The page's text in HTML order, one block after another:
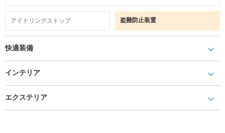
アイドリングストップ 盗難防止装置
快適装備
インテリア
エクステリア